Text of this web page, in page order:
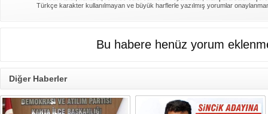
Türkçe karakter kullanılmayan ve büyük harflerle yazılmış yorumlar
Bu habere henüz yorum
Diğer Haberler